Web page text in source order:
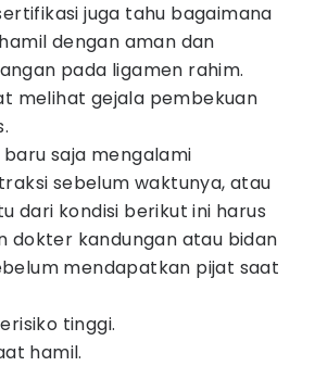
juga tahu bagaimana
dengan aman dan
pada ligamen rahim.
melihat gejala pembekuan
saja mengalami
sebelum waktunya, atau
dari kondisi berikut ini harus
dokter kandungan atau bidan
mendapatkan pijat saat
tinggi.
hamil.